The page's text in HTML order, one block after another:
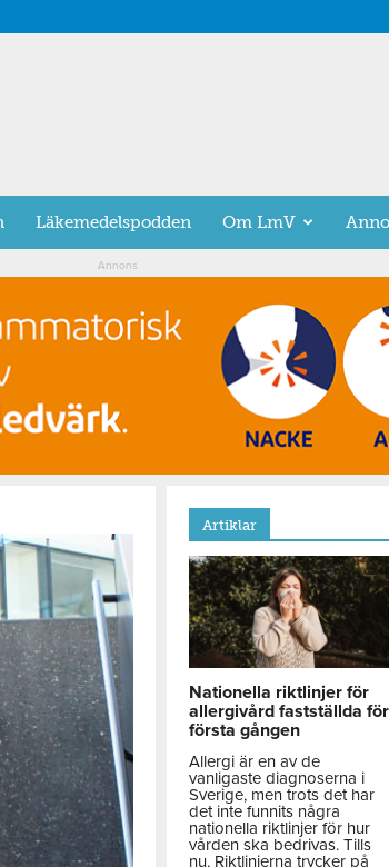
Läkemedelspodden Om LmV
Annons
Artiklar
Nationella riktlinjer för
allergivård fastställda för
första gången
Allergi är en av de
vanligaste diagnoserna i
Sverige, men trots det har
det inte funnits några
nationella riktlinjer för hur
vården ska bedrivas. Tills
nu. Riktlinjerna trycker på